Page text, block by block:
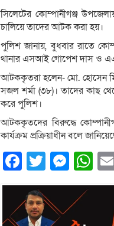
সিলেটের কোম্পানীগঞ্জ
চালিয়ে তাদের আটক করা হয়।
পুলিশ জানায়, বুধবার রাতে
থানার এসআই গোপেশ দাস ও
আটককৃতরা হলেন- মো. হোসেন
সজল শর্মা (৩৮)। তাদের কাছ
করে পুলিশ।
আটককৃতদের বিরুদ্ধে
কার্যক্রম প্রক্রিয়াধীন বলে
Facebook
Twitter